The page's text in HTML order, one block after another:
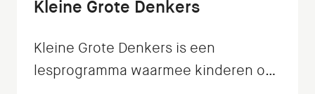
Kleine Grote Denkers
Kleine Grote Denkers is een
lesprogramma waarmee kinderen op